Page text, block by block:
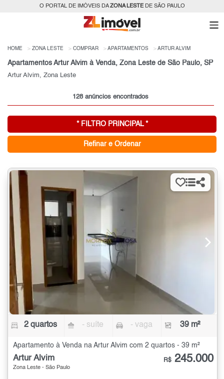
O PORTAL DE IMÓVEIS DAZONA LESTEDE SÃO PAULO
HOME ZONA LESTE COMPRAR APARTAMENTOS ARTUR ALVIM
Apartamentos Artur Alvim à Venda, Zona Leste de São Paulo, SP
Artur Alvim, Zona Leste
128 anúncios encontrados
* FILTRO PRINCIPAL *
Refinar e Ordenar
2 quartos - suíte - vaga 39 m²
Apartamento à Venda na Artur Alvim com 2 quartos - 39 m²
Artur Alvim
Zona Leste - São Paulo
R$ 245.000